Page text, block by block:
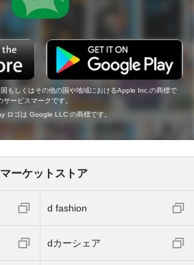
もしくはその他の国や地域におけるApple Inc.の商標で
ービスマークです。
ロゴは Google LLC の商標です。
ーケットストア
d fashion
dカーシェア